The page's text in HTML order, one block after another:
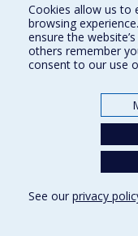
Plan du site
Signaler une erreur
Accessibilité
Nos départements et écoles
Cookies allow us to
browsing
ensure the
others remember
consent to our use
See our privacy